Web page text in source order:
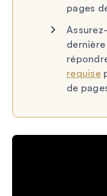
pages
requise
de